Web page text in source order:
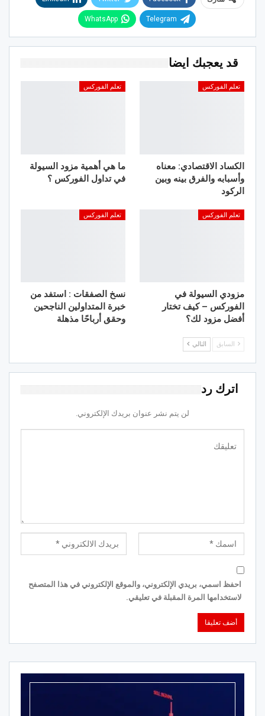
Telegram
WhatsApp
قد يعجبك ايضا
تعلم الفوركس
الكساد الاقتصادي: معناه
وأسبابه والفرق بينه وبين
الركود
تعلم الفوركس
ما هي أهمية مزود السيولة
في تداول الفوركس ؟
تعلم الفوركس
مزودي السيولة في
الفوركس – كيف تختار
أفضل مزود لك؟
تعلم الفوركس
نسخ الصفقات : استفد من
خبرة المتداولين الناجحين
وحقق أرباحًا مذهلة
السابق التالي
اترك رد
لن يتم نشر عنوان بريدك الإلكتروني.
احفظ اسمي، بريدي الإلكتروني، والموقع الإلكتروني في هذا المتصفح
لاستخدامها المرة المقبلة في تعليقي.